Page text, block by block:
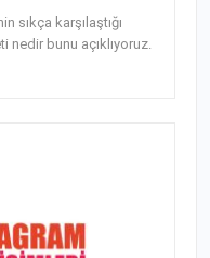
sıkça karşılaştığı
nedir bunu açıklıyoruz.